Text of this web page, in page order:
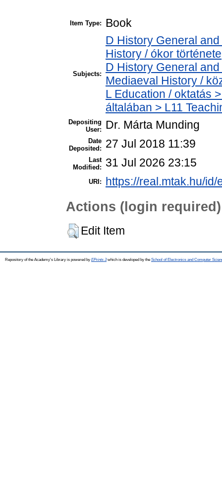
Item Type: Book
Subjects:
D History General
History / ókor története
D History General
Mediaeval History /
L Education / oktatás
általában > L11
Depositing
User:
Dr. Márta Munding
Date
Deposited:
27 Jul 2018 11:39
Last
Modified:
31 Jul 2026 23:15
URI: https://real.mtak.hu/id/
Actions (login required)
Edit Item
Repository of the Academy's Library is powered by EPrints 3which is developed by the School of Electronics and Computer